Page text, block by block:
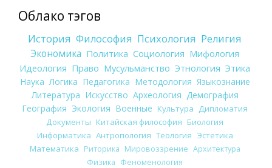
Облако тэгов
История Философия Психология Религия
Экономика Политика Социология Мифология
Идеология Право Мусульманство Этнология Этика
Наука Логика Педагогика Методология Языкознание
Литература Искусство Археология Демография
География Экология Военные Культура
Дипломатия
Документы Китайская философия Биология
Информатика Антропология Теология Эстетика
Математика Риторика Мировоззрение Архитектура
Физика Феноменология